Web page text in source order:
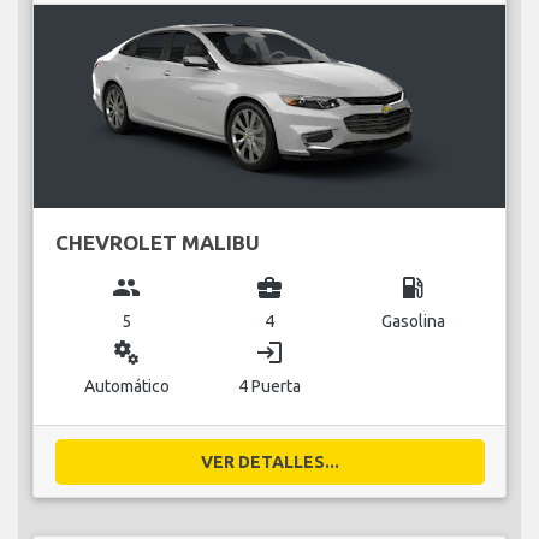
CHEVROLET MALIBU
group
5
business_center
4
local_gas_station
Gasolina
miscellaneous_services
Automático
login
4 Puerta
VER DETALLES...